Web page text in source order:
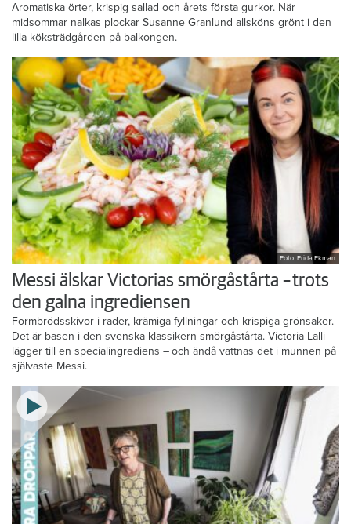
Aromatiska örter, krispig sallad och årets första gurkor. När
midsommar nalkas plockar Susanne Granlund allsköns grönt i den
lilla köksträdgården på balkongen.
Foto: Frida Ekman
Messi älskar Victorias smörgåstårta – trots
den galna ingrediensen
Formbrödsskivor i rader, krämiga fyllningar och krispiga grönsaker.
Det är basen i den svenska klassikern smörgåstårta. Victoria Lalli
lägger till en specialingrediens – och ändå vattnas det i munnen på
självaste Messi.